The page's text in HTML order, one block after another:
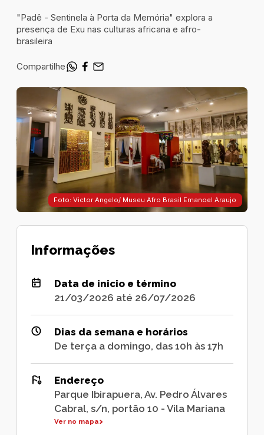
"Padê - Sentinela à Porta da Memória" explora a
presença de Exu nas culturas africana e afro-
brasileira
Compartilhe
Foto: Victor Angelo/ Museu Afro Brasil Emanoel Araujo
Informações
Data de inicio e término
21/03/2026 até 26/07/2026
Dias da semana e horários
De terça a domingo, das 10h às 17h
Endereço
Parque Ibirapuera, Av. Pedro Álvares
Cabral, s/n, portão 10 - Vila Mariana
Ver no mapa